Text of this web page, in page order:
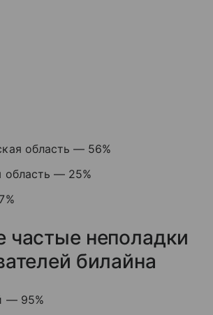
область — 56%
область — 25%
частые неполадки
билайна
— 95%